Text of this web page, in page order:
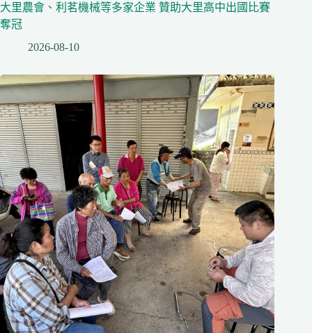
大里農會、利茗機械等多家企業 贊助大里高中出國比賽
奪冠
2026-08-10